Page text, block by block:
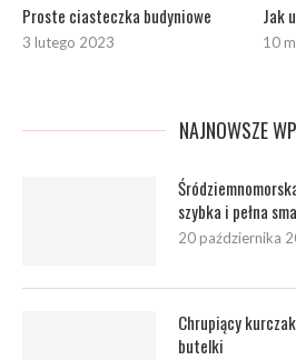
Proste ciasteczka budyniowe
3 lutego 2023
Jak
10
NAJNOWSZE
szybka i pełna
20 października
Chrupiący
butelki